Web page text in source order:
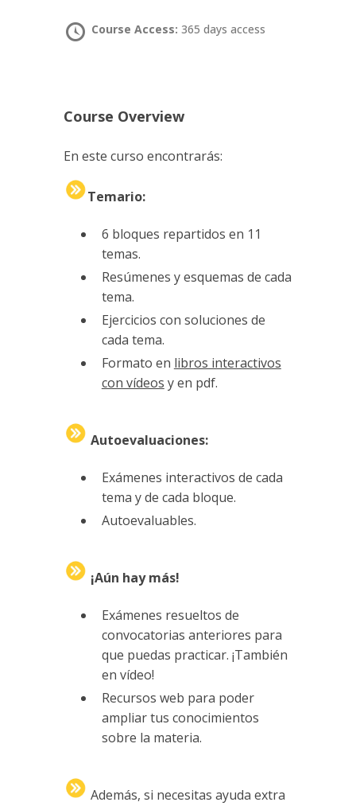
Course Access: 365 days access
Course Overview
En este curso encontrarás:
Temario:
6 bloques repartidos en 11
temas.
Resúmenes y esquemas de cada
tema.
Ejercicios con soluciones de
cada tema.
Formato en libros interactivos
con vídeos y en pdf.
Autoevaluaciones:
Exámenes interactivos de cada
tema y de cada bloque.
Autoevaluables.
¡Aún hay más!
Exámenes resueltos de
convocatorias anteriores para
que puedas practicar. ¡También
en vídeo!
Recursos web para poder
ampliar tus conocimientos
sobre la materia.
Además, si necesitas ayuda extra